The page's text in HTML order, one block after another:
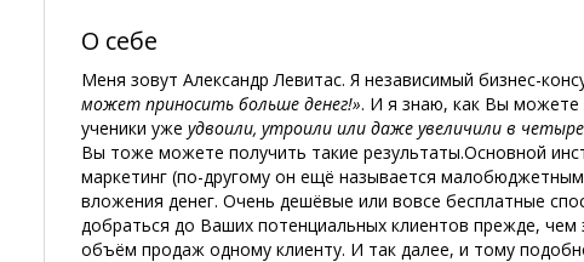
О себе
Меня зовут Александр Левитас. Я независимый бизнес-
может приносить больше денег!». И я знаю, как Вы можете
ученики ужеудвоили, утроили или даже увеличили в
Вы тоже можете получить такие результаты.Основной
маркетинг(по-другому он ещё называется
вложения денег. Очень дешёвые или вовсе бесплатные
добраться до Ваших потенциальных клиентов прежде,
объём продаж одному клиенту. И так далее, и тому